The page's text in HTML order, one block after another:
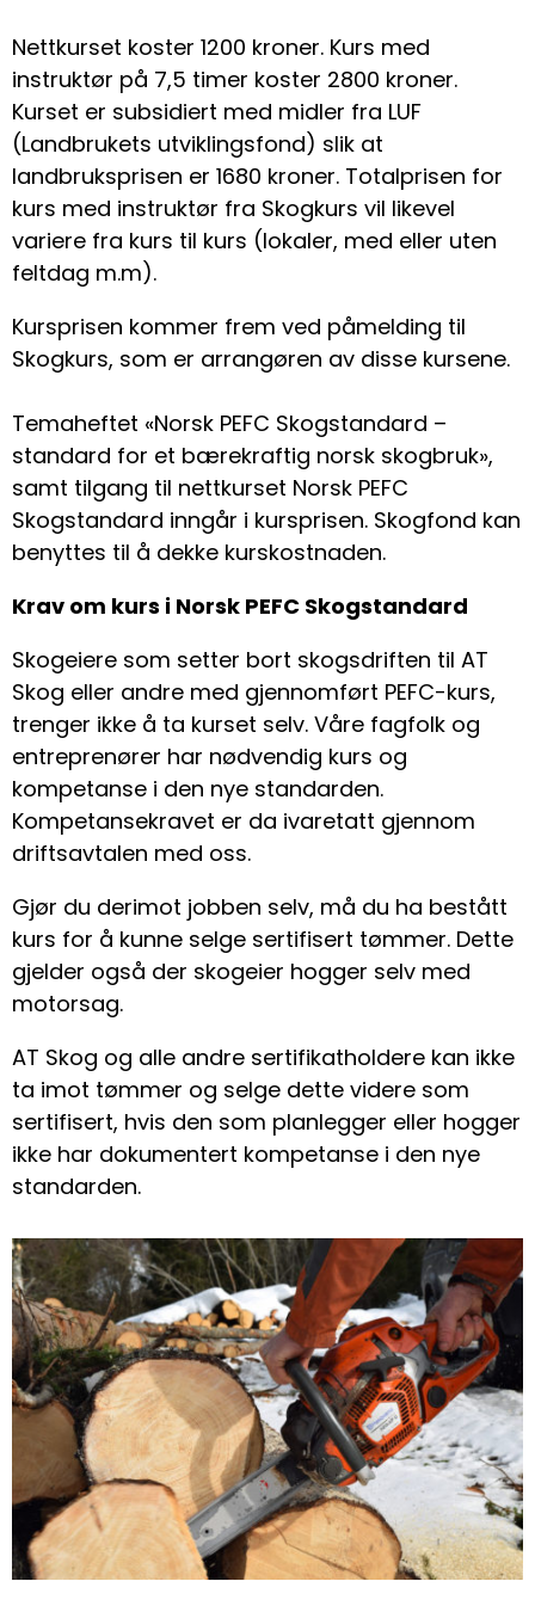
Nettkurset koster 1200 kroner. Kurs med
instruktør på 7,5 timer koster 2800 kroner.
Kurset er subsidiert med midler fra LUF
(Landbrukets utviklingsfond) slik at
landbruksprisen er 1680 kroner. Totalprisen for
kurs med instruktør fra Skogkurs vil likevel
variere fra kurs til kurs (lokaler, med eller uten
feltdag m.m).
Kursprisen kommer frem ved påmelding til
Skogkurs, som er arrangøren av disse kursene.
Temaheftet «Norsk PEFC Skogstandard –
standard for et bærekraftig norsk skogbruk»,
samt tilgang til nettkurset Norsk PEFC
Skogstandard inngår i kursprisen. Skogfond kan
benyttes til å dekke kurskostnaden.
Krav om kurs i Norsk PEFC Skogstandard
Skogeiere som setter bort skogsdriften til AT
Skog eller andre med gjennomført PEFC-kurs,
trenger ikke å ta kurset selv. Våre fagfolk og
entreprenører har nødvendig kurs og
kompetanse i den nye standarden.
Kompetansekravet er da ivaretatt gjennom
driftsavtalen med oss.
Gjør du derimot jobben selv, må du ha bestått
kurs for å kunne selge sertifisert tømmer. Dette
gjelder også der skogeier hogger selv med
motorsag.
AT Skog og alle andre sertifikatholdere kan ikke
ta imot tømmer og selge dette videre som
sertifisert, hvis den som planlegger eller hogger
ikke har dokumentert kompetanse i den nye
standarden.